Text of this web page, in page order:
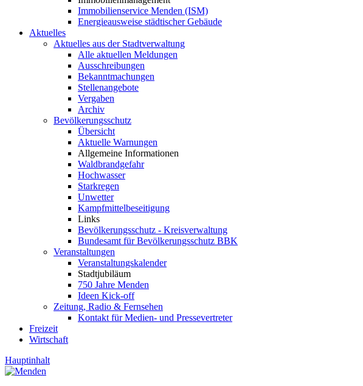
Immobilienservice Menden (ISM)
Energieausweise städtischer Gebäude
Aktuelles
Aktuelles aus der Stadtverwaltung
Alle aktuellen Meldungen
Ausschreibungen
Bekanntmachungen
Stellenangebote
Vergaben
Archiv
Bevölkerungsschutz
Übersicht
Aktuelle Warnungen
Allgemeine Informationen
Waldbrandgefahr
Hochwasser
Starkregen
Unwetter
Kampfmittelbeseitigung
Links
Bevölkerungsschutz - Kreisverwaltung
Bundesamt für Bevölkerungsschutz BBK
Veranstaltungen
Veranstaltungskalender
Stadtjubiläum
750 Jahre Menden
Ideen Kick-off
Zeitung, Radio & Fernsehen
Kontakt für Medien- und Pressevertreter
Freizeit
Wirtschaft
Hauptinhalt